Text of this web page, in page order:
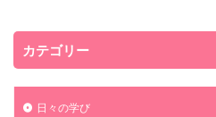
カテゴリー
日々の学び